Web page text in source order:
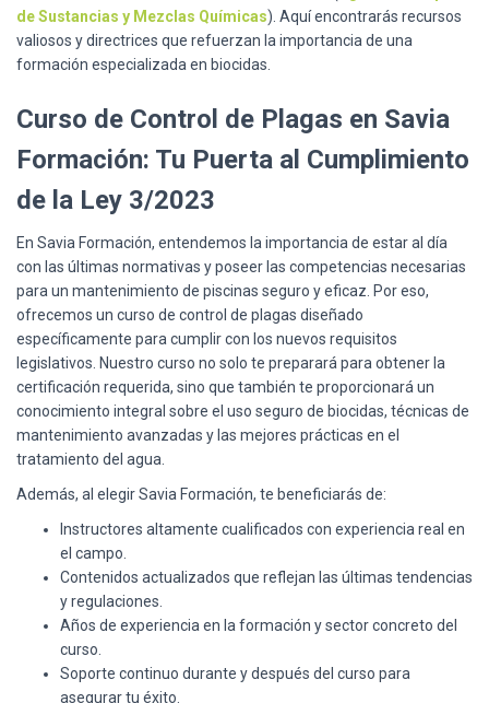
de Sustancias y Mezclas Químicas). Aquí encontrarás recursos
valiosos y directrices que refuerzan la importancia de una
formación especializada en biocidas.
Curso de Control de Plagas en Savia
Formación: Tu Puerta al Cumplimiento
de la Ley 3/2023
En Savia Formación, entendemos la importancia de estar al día
con las últimas normativas y poseer las competencias necesarias
para un mantenimiento de piscinas seguro y eficaz. Por eso,
ofrecemos un curso de control de plagas diseñado
específicamente para cumplir con los nuevos requisitos
legislativos. Nuestro curso no solo te preparará para obtener la
certificación requerida, sino que también te proporcionará un
conocimiento integral sobre el uso seguro de biocidas, técnicas de
mantenimiento avanzadas y las mejores prácticas en el
tratamiento del agua.
Además, al elegir Savia Formación, te beneficiarás de:
Instructores altamente cualificados con experiencia real en
el campo.
Contenidos actualizados que reflejan las últimas tendencias
y regulaciones.
Años de experiencia en la formación y sector concreto del
curso.
Soporte continuo durante y después del curso para
asegurar tu éxito.